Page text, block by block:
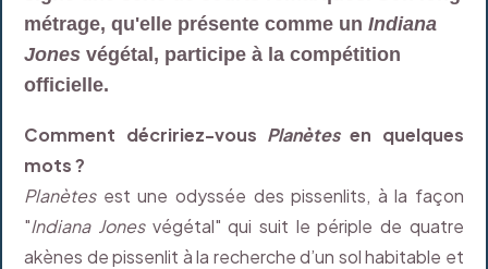
métrage, qu'elle présente comme unIndiana
Jones végétal, participe à la compétition
officielle.
Comment décririez-vous Planètesen quelques
mots ?
Planètesest une odyssée des pissenlits, à la façon
"Indiana Jonesvégétal" qui suit le périple de quatre
akènes de pissenlit à la recherche d’un sol habitable et